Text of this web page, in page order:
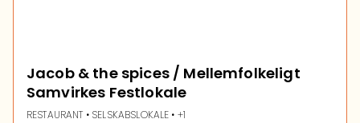
Jacob & the spices / Mellemfolkeligt
Samvirkes Festlokale
RESTAURANT • SELSKABSLOKALE • +1